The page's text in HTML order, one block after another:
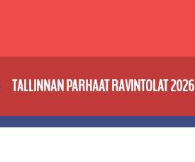
TALLINNAN PARHAAT RAVINTOLAT 2026